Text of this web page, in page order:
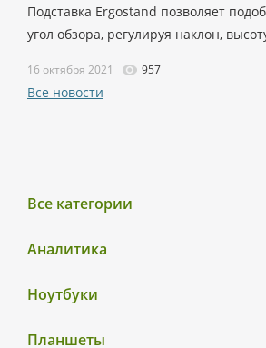
Все категории
Аналитика
Ноутбуки
Планшеты
Подставка Ergostand позволяет
угол обзора, регулируя наклон,
16 октября 2021 957
Все новости